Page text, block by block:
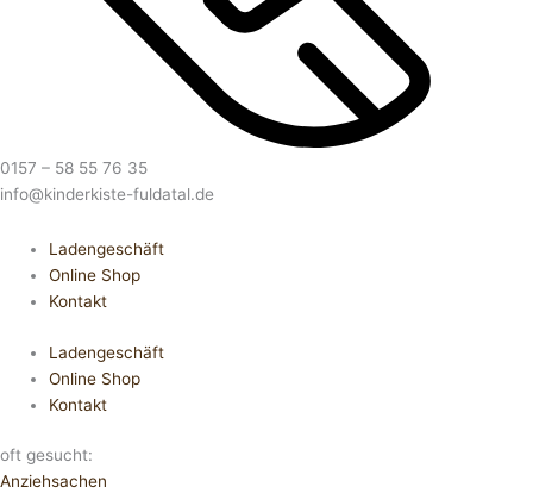
0157 – 58 55 76 35
info@kinderkiste-fuldatal.de
Ladengeschäft
Online Shop
Kontakt
Ladengeschäft
Online Shop
Kontakt
oft gesucht:
Anziehsachen